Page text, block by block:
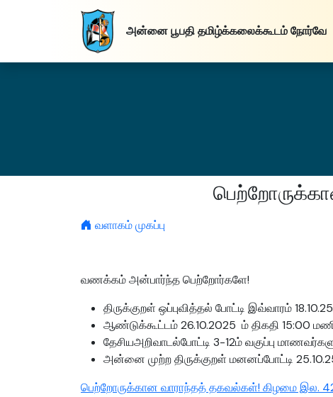
அன்னை பூபதிதமிழ்க்கலைக்கூடம்நோர்வே
வளாகம் முகப்பு
வணக்கம் அன்பார்ந்த பெற்றோர்களே!
திருக்குறள் ஒப்புவித்தல் போட்டி இவ்வாரம்
ஆண்டுக்கூட்டம் 26.10.2025 ம் திகதி 15:00
தேசியஅறிவாடல்போட்டி 3-12ம் வகுப்பு
அன்னை முற்ற திருக்குறள் மனனப்போட்டி
பெற்றோருக்கான வாராந்தத் தகவல்கள்! கிழமை இல.